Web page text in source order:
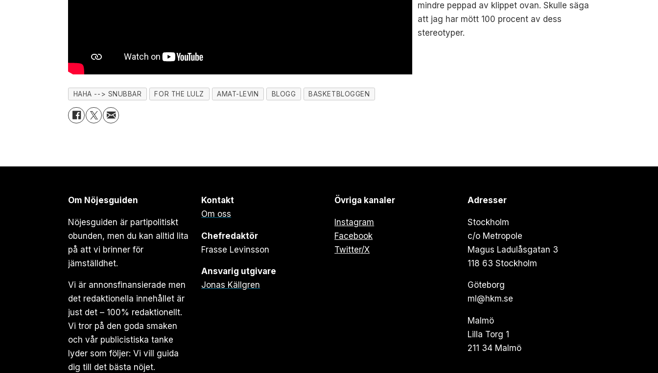
mindre peppad av klippet ovan. Skulle säga
att jag har mött 100 procent av dess
stereotyper.
HAHA --> SNUBBAR FOR THE LULZ AMAT-LEVIN BLOGG BASKETBLOGGEN
Om Nöjesguiden
Nöjesguiden är partipolitiskt
obunden, men du kan alltid lita
på att vi brinner för
jämställdhet.
Vi är annonsfinansierade men
det redaktionella innehållet är
just det – 100% redaktionellt.
Vi tror på den goda smaken
och vår publicistiska tanke
lyder som följer: Vi vill guida
dig till det bästa nöjet.
Kontakt
Om oss
Chefredaktör
Frasse Levinsson
Ansvarig utgivare
Jonas Källgren
Övriga kanaler
Instagram
Facebook
Twitter/X
Adresser
Stockholm
c/o Metropole
Magus Ladulåsgatan 3
118 63 Stockholm
Göteborg
ml@hkm.se
Malmö
Lilla Torg 1
211 34 Malmö